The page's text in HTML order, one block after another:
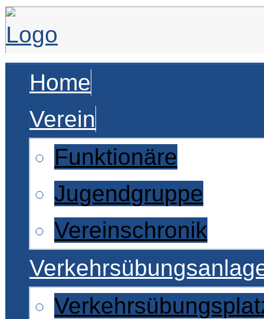
Home
Verein
Funktionäre
Jugendgruppe
Vereinschronik